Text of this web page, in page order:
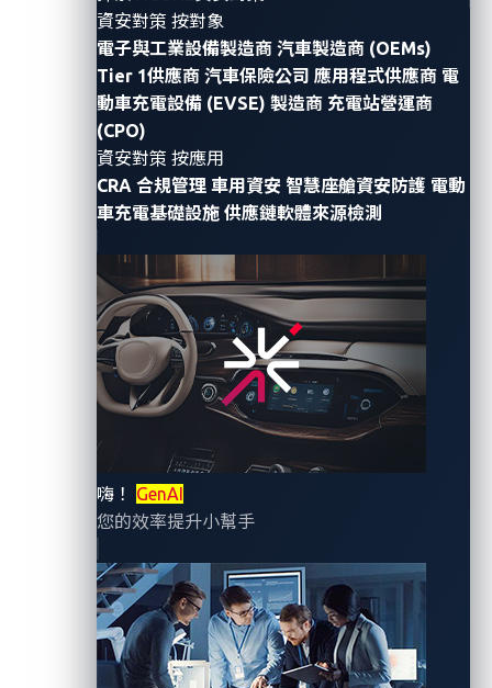
資安對策 按對象
電子與工業設備製造商 汽車製造商 (OEMs)
Tier 1供應商 汽車保險公司 應用程式供應商 電
動車充電設備 (EVSE) 製造商 充電站營運商
(CPO)
資安對策 按應用
CRA 合規管理 車用資安 智慧座艙資安防護 電動
車充電基礎設施 供應鏈軟體來源檢測
嗨！ GenAI
您的效率提升小幫手
點； 透過對汽車網路安全及其周邊技術的研究，我們開
始了解聯網汽車各種攻擊面向的範圍及其供應鏈中隱藏
隱藏威脅蓄勢待發
聯網汽車的外觀和運行方式雖然就像一般的汽車，但本
質上我們可以把它看成是一個帶有輪子的數據中心；事
實上，我們已知現代汽車背後有上億行程式碼在運行，
這也是複雜生態系統和攻擊面向的一部分。
回顧過去十年對聯網汽車所做的研究，我們可以看到一
些模擬攻擊使用了看似熟悉的策略；其中包括操縱軟體
更新、提升權限和資料外洩。 因為聯網汽車共享來自 IT
的硬體、軟體和通訊協定，我們可以合理地推測，由於
它們不斷茁壯且交錯的整合性，未來的車輛同時將承擔
更多 IT 行業的問題和風險。